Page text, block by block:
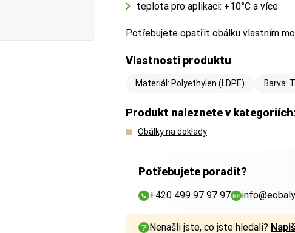
teplota pro aplikaci: +10°C a více
Potřebujete opatřit obálku vlastním
Vlastnosti produktu
Materiál: Polyethylen (LDPE) Barva:
Produkt naleznete v kategoriích:
Obálky na doklady
Potřebujete poradit?
+420 499 97 97 97
Nenašli jste, co jste hledali?